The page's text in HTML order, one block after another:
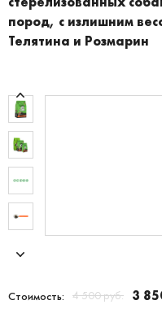
пород, с излишним
Телятина и Розмарин
Стоимость: 4 500 руб. 3